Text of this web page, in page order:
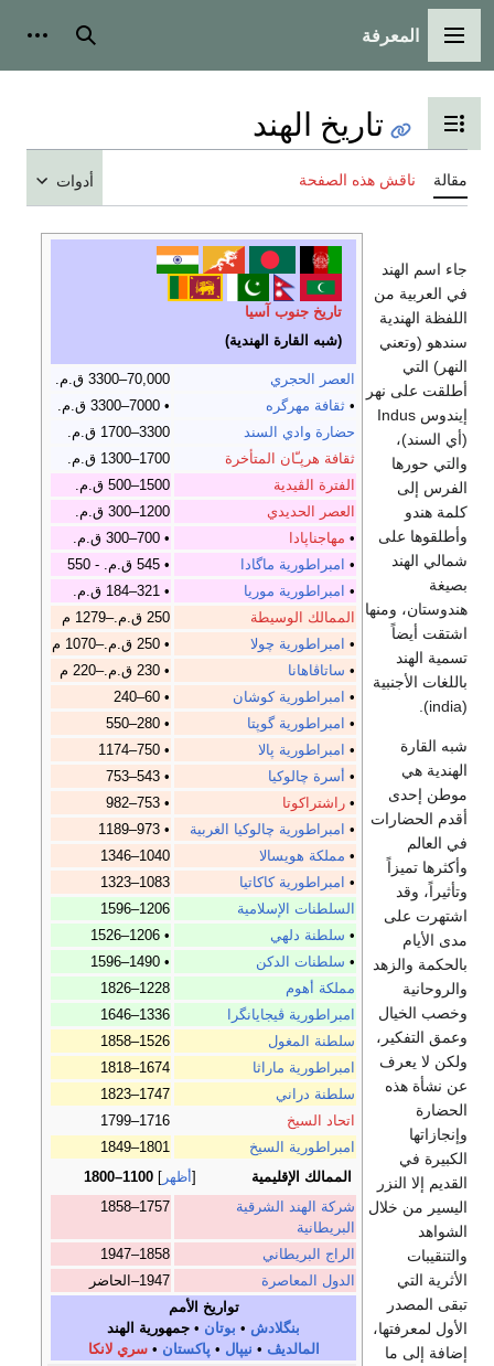
القائمة الرئيسية
المعرفة بحث
تبديل عرض جدول المحتويات
تاريخ الهند
مقالة ناقش هذه الصفحة أدوات
تاريخ جنوب آسيا
(شبه القارة الهندية)
العصر الحجري
70,000–3300 ق.م.
• ثقافة مهرگره
• 7000–3300 ق.م.
حضارة وادي السند
3300–1700 ق.م.
ثقافة هرپـّان المتأخرة
1700–1300 ق.م.
الفترة الڤيدية
1500–500 ق.م.
العصر الحديدي
1200–300 ق.م.
• مهاجناپادا
• 700–300 ق.م.
• امبراطورية ماگادا
• 545 ق.م. - 550
• امبراطورية موريا
• 321–184 ق.م.
الممالك الوسيطة
250 ق.م.–1279 م
• امبراطورية چولا
• 250 ق.م.–1070 م
• ساتاڤاهانا
• 230 ق.م.–220 م
• امبراطورية كوشان
• 60–240
• امبراطورية گوپتا
• 280–550
• امبراطورية پالا
• 750–1174
• أسرة چالوكيا
• 543–753
• راشتراكوتا
• 753–982
• امبراطورية چالوكيا الغربية
• 973–1189
• مملكة هويسالا
1040–1346
• امبراطورية كاكاتيا
1083–1323
السلطنات الإسلامية
1206–1596
• سلطنة دلهي
• 1206–1526
• سلطنات الدكن
• 1490–1596
مملكة أهوم
1228–1826
امبراطورية ڤيجايانگرا
1336–1646
سلطنة المغول
1526–1858
امبراطورية ماراثا
1674–1818
سلطنة دراني
1747–1823
اتحاد السيخ
1716–1799
امبراطورية السيخ
1801–1849
أظهر
الممالك الإقليمية
1100–1800
شركة الهند الشرقية
البريطانية
1757–1858
الراج البريطاني
1858–1947
الدول المعاصرة
1947–الحاضر
تواريخ الأمم
بنگلادش • بوتان • جمهورية الهند
المالديڤ • نيپال • پاكستان •سري لانكا
جاء اسم الهند
في العربية من
اللفظة الهندية
سندهو (وتعني
النهر) التي
أطلقت على نهر
إيندوس Indus
(أي السند)،
والتي حورها
الفرس إلى
كلمة هندو
وأطلقوها على
شمالي الهند
بصيغة
هندوستان، ومنها
اشتقت أيضاً
تسمية الهند
باللغات الأجنبية
(india).
شبه القارة
الهندية هي
موطن إحدى
أقدم الحضارات
في العالم
وأكثرها تميزاً
وتأثيراً، وقد
اشتهرت على
مدى الأيام
بالحكمة والزهد
والروحانية
وخصب الخيال
وعمق التفكير،
ولكن لا يعرف
عن نشأة هذه
الحضارة
وإنجازاتها
الكبيرة في
القديم إلا النزر
اليسير من خلال
الشواهد
والتنقيبات
الأثرية التي
تبقى المصدر
الأول لمعرفتها،
إضافة إلى ما